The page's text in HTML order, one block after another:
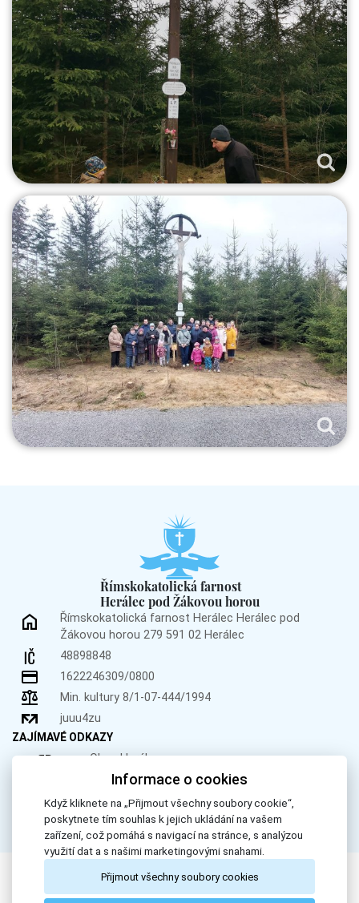
Římskokatolická farnost
Herálec pod Žákovou horou
Římskokatolická farnost Herálec Herálec pod
Žákovou horou 279 591 02 Herálec
48898848
1622246309/0800
Min. kultury 8/1-07-444/1994
juuu4zu
ZAJÍMAVÉ ODKAZY
Obec Herálec
Obec Křižánky
Donátor.cz
Informace o cookies
Když kliknete na „Přijmout všechny soubory cookie“,
poskytnete tím souhlas k jejich ukládání na vašem
zařízení, což pomáhá s navigací na stránce, s analýzou
využití dat a s našimi marketingovými snahami.
Přijmout všechny soubory cookies